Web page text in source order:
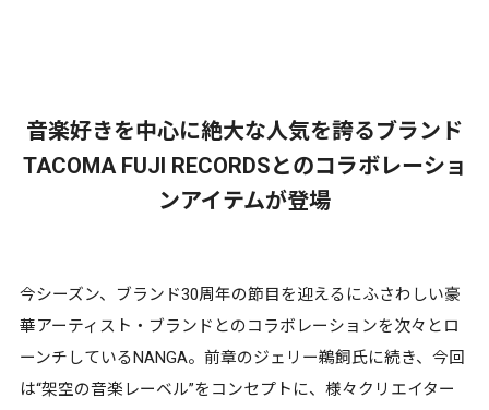
音楽好きを中心に絶大な人気を誇るブランド
TACOMA FUJI RECORDSとのコラボレーショ
ンアイテムが登場
今シーズン、ブランド30周年の節目を迎えるにふさわしい豪
華アーティスト・ブランドとのコラボレーションを次々とロ
ーンチしているNANGA。前章のジェリー鵜飼氏に続き、今回
は“架空の音楽レーベル”をコンセプトに、様々クリエイター